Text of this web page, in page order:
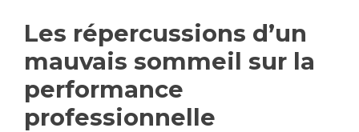
Les répercussions d’un
mauvais sommeil sur la
performance
professionnelle